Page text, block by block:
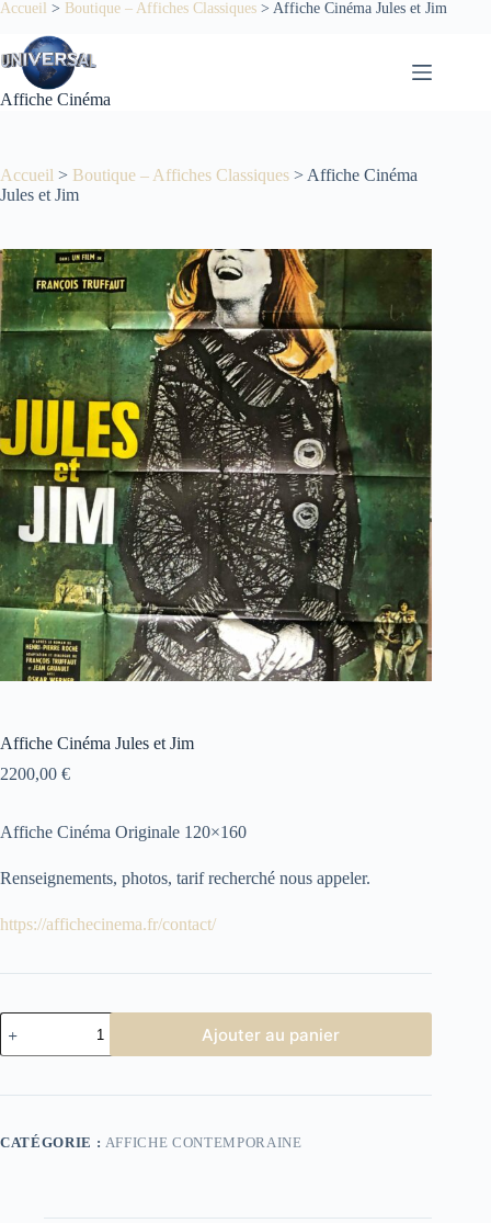
Passer
contenu
Accueil > Boutique – Affiches Classiques > Affiche Cinéma Jules et Jim
Affiche Cinéma
Accueil > Boutique – Affiches Classiques > Affiche Cinéma
Jules et Jim
Affiche Cinéma Jules et Jim
2200,00 €
Affiche Cinéma Originale 120×160
Renseignements, photos, tarif recherché nous appeler.
https://affichecinema.fr/contact/
quantité
de
Affiche
Jules
Ajouter au panier
CATÉGORIE : AFFICHE CONTEMPORAINE